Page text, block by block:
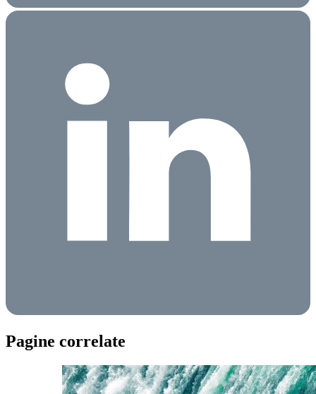
Pagine correlate